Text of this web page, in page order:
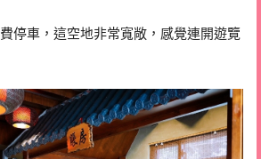
停車，這空地非常寬敞，感覺連開遊覽